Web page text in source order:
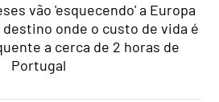
vão 'esquecendo' a Europa
onde o custo de vida é
a cerca de 2 horas de
Portugal